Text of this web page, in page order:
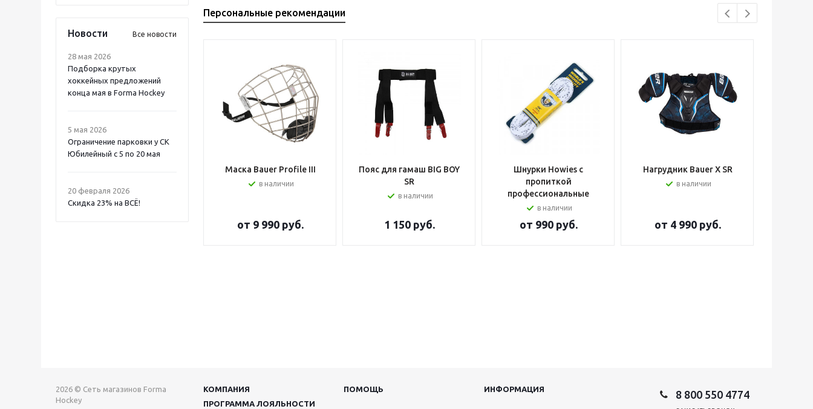
Новости Все новости
28 мая 2026
Подборка крутых
хоккейных предложений
конца мая в Forma Hockey
5 мая 2026
Ограничение парковки у СК
Юбилейный с 5 по 20 мая
20 февраля 2026
Скидка 23% на ВСË!
Персональные рекомендации
Маска Bauer Profile III
в наличии
от 9 990 руб.
Пояс для гамаш BIG BOY
SR
в наличии
1 150руб.
Шнурки Howies с
пропиткой
профессиональные
в наличии
от 990 руб.
Нагрудник Bauer X SR
в наличии
от 4 990 руб.
2026 © Сеть магазинов Forma
Hockey
КОМПАНИЯ ПОМОЩЬ
ИНФОРМАЦИЯ
ПРОГРАММА ЛОЯЛЬНОСТИ
8 800 550 4774